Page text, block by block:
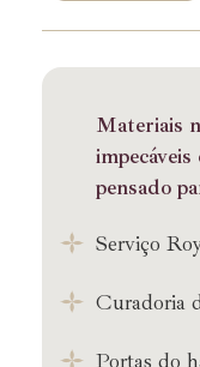
Materiais
pensado
Serviço
Curadoria